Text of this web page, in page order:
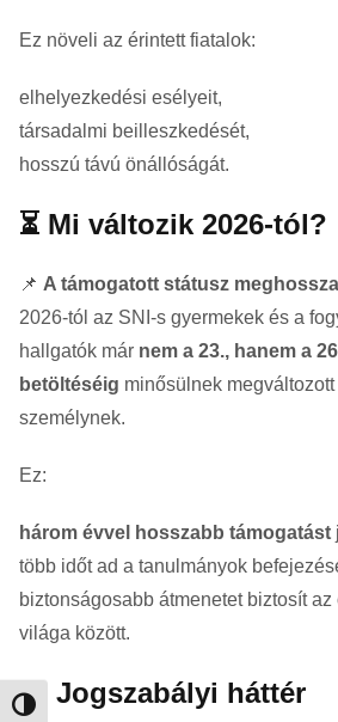
Nagy kontraszt váltása
Ez növeli az érintett fiatalok:
elhelyezkedési esélyeit,
társadalmi beilleszkedését,
hosszú távú önállóságát.
⏳ Mi változik 2026-tól?
📌 A támogatott státusz
2026-tól az SNI-s gyermekek és a
hallgatók már nem a 23., hanem a
betöltéséig minősülnek
személynek.
Ez:
három évvel hosszabb támogatást
több időt ad a tanulmányok
biztonságosabb átmenetet biztosít
világa között.
📜 Jogszabályi háttér